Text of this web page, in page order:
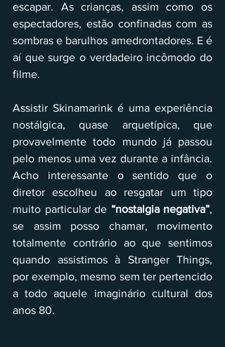
escapar. As crianças, assim como os
espectadores, estão confinadas com as
sombras e barulhos amedrontadores. E é
aí que surge o verdadeiro incômodo do
filme.
Assistir Skinamarink é uma experiência
nostálgica, quase arquetípica, que
provavelmente todo mundo já passou
pelo menos uma vez durante a infância.
Acho interessante o sentido que o
diretor escolheu ao resgatar um tipo
muito particular de “nostalgia negativa”,
se assim posso chamar, movimento
totalmente contrário ao que sentimos
quando assistimos à Stranger Things,
por exemplo, mesmo sem ter pertencido
a todo aquele imaginário cultural dos
anos 80.